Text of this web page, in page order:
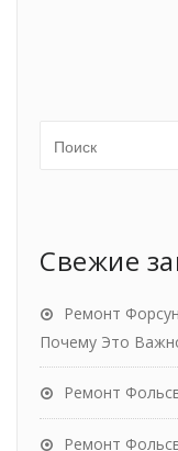
Свежие
Ремонт
Почему Это
Ремонт
Ремонт